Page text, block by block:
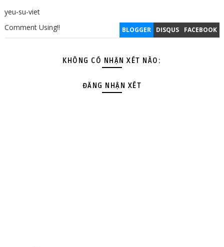
yeu-su-viet
BLOGGER DISQUS FACEBOOK
Comment Using!!
KHÔNG CÓ NHẬN XÉT NÀO:
ĐĂNG NHẬN XÉT